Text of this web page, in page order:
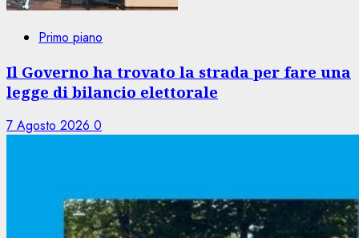
Primo piano
Il Governo ha trovato la strada per fare una
legge di bilancio elettorale
7 Agosto 2026 0